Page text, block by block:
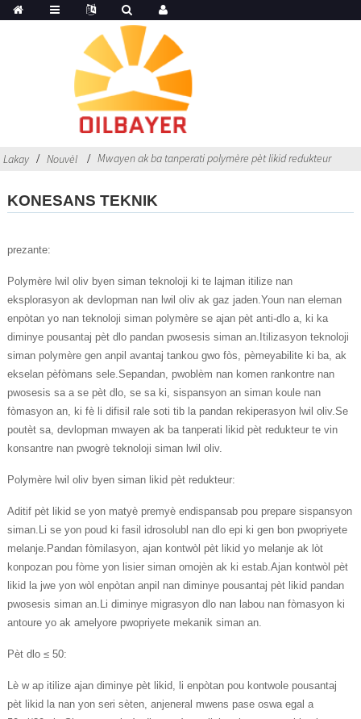
Lakay Nouvèl Mwayen ak ba tanperati polymère pèt likid redukteur
KONESANS TEKNIK
prezante:
Polymère lwil oliv byen siman teknoloji ki te lajman itilize nan
eksplorasyon ak devlopman nan lwil oliv ak gaz jaden.Youn nan eleman
enpòtan yo nan teknoloji siman polymère se ajan pèt anti-dlo a, ki ka
diminye pousantaj pèt dlo pandan pwosesis siman an.Itilizasyon teknoloji
siman polymère gen anpil avantaj tankou gwo fòs, pèmeyabilite ki ba, ak
ekselan pèfòmans sele.Sepandan, pwoblèm nan komen rankontre nan
pwosesis sa a se pèt dlo, se sa ki, sispansyon an siman koule nan
fòmasyon an, ki fè li difisil rale soti tib la pandan rekiperasyon lwil oliv.Se
poutèt sa, devlopman mwayen ak ba tanperati likid pèt redukteur te vin
konsantre nan pwogrè teknoloji siman lwil oliv.
Polymère lwil oliv byen siman likid pèt redukteur:
Aditif pèt likid se yon matyè premyè endispansab pou prepare sispansyon
siman.Li se yon poud ki fasil idrosolubl nan dlo epi ki gen bon pwopriyete
melanje.Pandan fòmilasyon, ajan kontwòl pèt likid yo melanje ak lòt
konpozan pou fòme yon lisier siman omojèn ak ki estab.Ajan kontwòl pèt
likid la jwe yon wòl enpòtan anpil nan diminye pousantaj pèt likid pandan
pwosesis siman an.Li diminye migrasyon dlo nan labou nan fòmasyon ki
antoure yo ak amelyore pwopriyete mekanik siman an.
Pèt dlo ≤ 50:
Lè w ap itilize ajan diminye pèt likid, li enpòtan pou kontwole pousantaj
pèt likid la nan yon seri sèten, anjeneral mwens pase oswa egal a